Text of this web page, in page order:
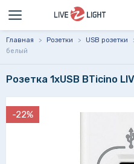
Главная > Розетки > USB розетки
белый
Розетка 1xUSB BTicino
-22%